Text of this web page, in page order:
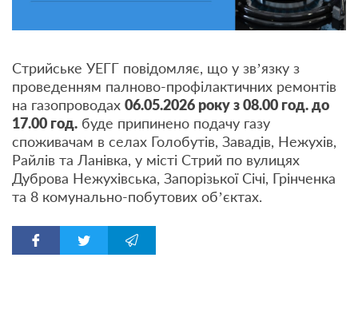
Стрийське УЕГГ повідомляє, що у зв’язку з
проведенням палново-профілактичних ремонтів
на газопроводах 06.05.2026 року з 08.00 год. до
17.00 год. буде припинено подачу газу
споживачам в селах Голобутів, Завадів, Нежухів,
Райлів та Ланівка, у місті Стрий по вулицях
Дуброва Нежухівська, Запорізької Січі, Грінченка
та 8 комунально-побутових об’єктах.